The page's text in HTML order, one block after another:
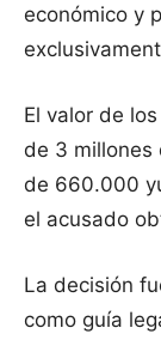
económico y
El valor de
de 3 millones
de 660.000
el acusado
La decisión
como guía